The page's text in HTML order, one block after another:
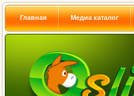
Главная Медиа каталог